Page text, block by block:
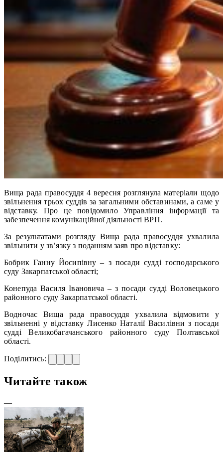
Вища рада правосуддя 4 вересня розглянула матеріали щодо
звільнення трьох суддів за загальними обставинами, а саме у
відставку. Про це повідомило Управління інформації та
забезпечення комунікаційної діяльності ВРП.
За результатами розгляду Вища рада правосуддя ухвалила
звільнити у зв’язку з поданням заяв про відставку:
Бобрик Ганну Йосипівну – з посади судді господарського
суду Закарпатської області;
Конепуда Василя Івановича – з посади судді Воловецького
районного суду Закарпатської області.
Водночас Вища рада правосуддя ухвалила відмовити у
звільненні у відставку Лисенко Наталії Василівни з посади
судді Великобагачанського районного суду Полтавської
області.
Поділитись:
Читайте також
—